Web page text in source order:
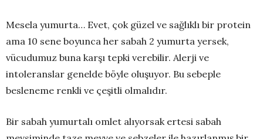
Mesela yumurta… Evet, çok güzel ve sağlıklı bir protein
ama 10 sene boyunca her sabah 2 yumurta yersek,
vücudumuz buna karşı tepki verebilir. Alerji ve
intoleranslar genelde böyle oluşuyor. Bu sebeple
besleneme renkli ve çeşitli olmalıdır.
Bir sabah yumurtalı omlet alıyorsak ertesi sabah